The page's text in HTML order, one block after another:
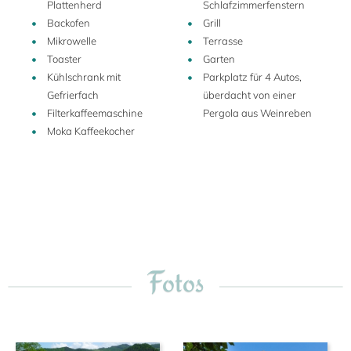
Grundstück ist teilweise eingezäunt und von
Nachbarfeldern umgeben. Es gibt ein paar Häuser nicht
weit vom Torre Fantino entfernt, aber Sie werden durch
ihre Anwesenheit nicht gestört.
Plattenherd
Backofen
Mikrowelle
Toaster
Kühlschrank mit
Gefrierfach
Filterkaffeemaschine
Moka Kaffeekocher
Schlafzimmerfenstern
Grill
Terrasse
Garten
Parkplatz für 4 Autos,
überdacht von einer
Pergola aus Weinreben
Fotos